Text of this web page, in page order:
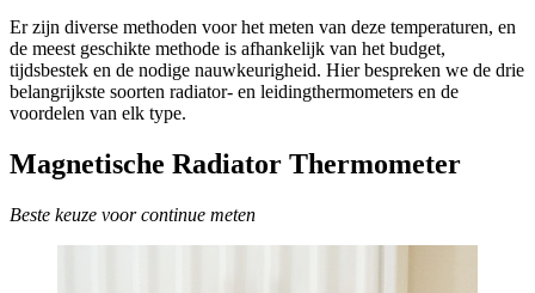
Er zijn diverse methoden voor het meten van deze temperaturen, en
de meest geschikte methode is afhankelijk van het budget,
tijdsbestek en de nodige nauwkeurigheid. Hier bespreken we de drie
belangrijkste soorten radiator- en leidingthermometers en de
voordelen van elk type.
Magnetische Radiator Thermometer
Beste keuze voor continue meten